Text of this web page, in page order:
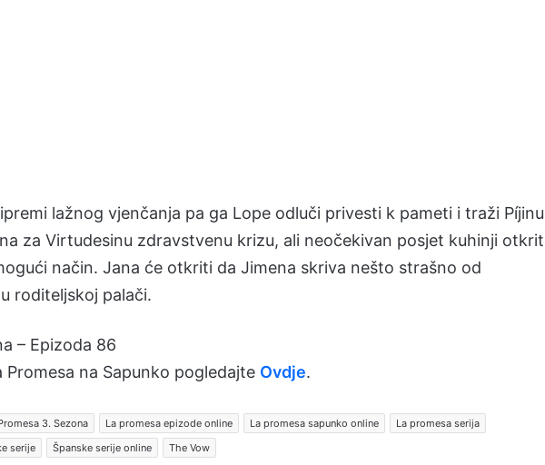
lažnog vjenčanja pa ga Lope odluči privesti k pameti i traži Píjinu
za Virtudesinu zdravstvenu krizu, ali neočekivan posjet kuhinji otkrit
način. Jana će otkriti da Jimena skriva nešto strašno od
roditeljskoj palači.
– Epizoda 86
Promesa na Sapunko pogledajte Ovdje.
3. Sezona La promesa epizode online La promesa sapunko online
La promesa serija
serije Španske serije online The Vow